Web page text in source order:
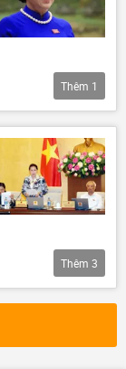
Chuyến thăm của Thủ tướng nước CHXHCN Việt Nam Nguyễn Xuân Phúc tới Nga
Thêm 1
Thêm 3